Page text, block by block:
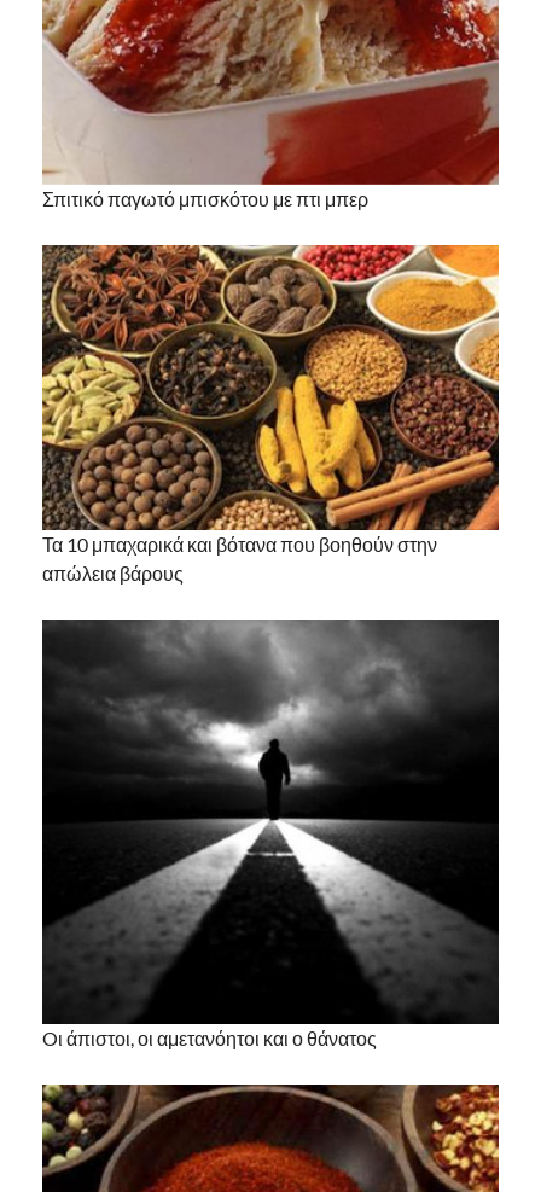
Σπιτικό παγωτό μπισκότου με πτι μπερ
Τα 10 μπαχαρικά και βότανα που βοηθούν στην
απώλεια βάρους
Oι άπιστοι, οι αμετανόητοι και ο θάνατος